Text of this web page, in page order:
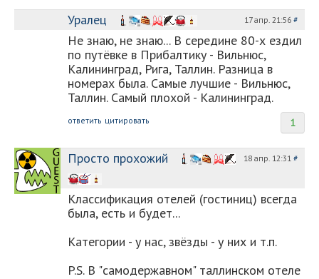
Уралец 17 апр. 21:56 #
Не знаю, не знаю... В середине 80-х ездил
по путёвке в Прибалтику - Вильнюс,
Калининград, Рига, Таллин. Разница в
номерах была. Самые лучшие - Вильнюс,
Таллин. Самый плохой - Калининград.
1
ответить цитировать
Просто прохожий 18 апр. 12:31 #
Классификация отелей (гостиниц) всегда
была, есть и будет...
Категории - у нас, звёзды - у них и т.п.
P.S. В "самодержавном" таллинском отеле